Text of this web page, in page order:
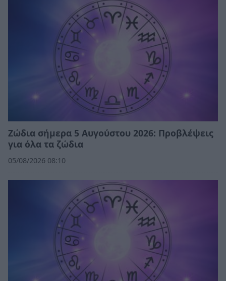
Ζώδια σήμερα 5 Αυγούστου 2026: Προβλέψεις
για όλα τα ζώδια
05/08/2026 08:10